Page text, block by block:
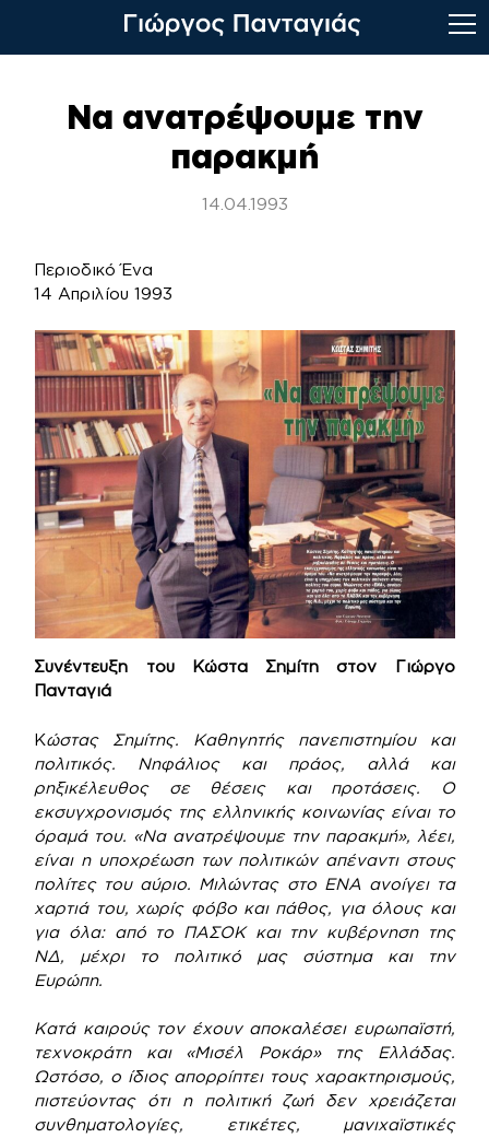
Να ανατρέψουμε την
παρακμή
14.04.1993
Περιοδικό Ένα
14 Απριλίου 1993
Συνέντευξη του Κώστα Σημίτηστον Γιώργο
Πανταγιά
Κώστας Σημίτης. Καθηγητής πανεπιστημίου και
πολιτικός. Νηφάλιος και πράος, αλλά και
ρηξικέλευθος σε θέσεις και προτάσεις. Ο
εκσυγχρονισμός της ελληνικής κοινωνίας είναι το
όραμά του. «Να ανατρέψουμε την παρακμή», λέει,
είναι η υποχρέωση των πολιτικών απέναντι στους
πολίτες του αύριο. Μιλώντας στο ΕΝΑ ανοίγει τα
χαρτιά του, χωρίς φόβο και πάθος, για όλους και
για όλα: από το ΠΑΣΟΚ και την κυβέρνηση της
ΝΔ, μέχρι το πολιτικό μας σύστημα και την
Ευρώπη.
Κατά καιρούς τον έχουν αποκαλέσει ευρωπαϊστή,
τεχνοκράτη και «Μισέλ Ροκάρ» της Ελλάδας.
Ωστόσο, ο ίδιος απορρίπτει τους χαρακτηρισμούς,
πιστεύοντας ότι η πολιτική ζωή δεν χρειάζεται
συνθηματολογίες, ετικέτες, μανιχαϊστικές